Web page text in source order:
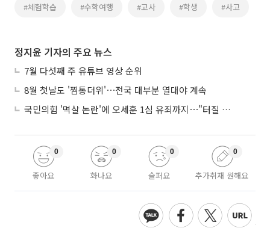
#체험학습 #수학여행 #교사 #학생 #사고
정지윤 기자의 주요 뉴스
7월 다섯째 주 유튜브 영상 순위
8월 첫날도 '찜통더위'⋯전국 대부분 열대야 계속
국민의힘 '멱살 논란'에 오세훈 1심 유죄까지⋯"터질 게 터졌다"
좋아요
0
화나요
0
슬퍼요
0
추가취재 원해요
0